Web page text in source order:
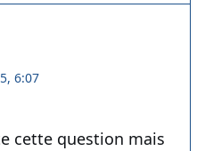
6:07
cette question mais